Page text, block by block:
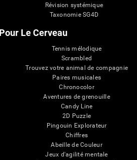
Révision systémique
Taxonomie SG4D
Le Cerveau
Tennis mélodique
Scrambled
Trouvez votre animal de compagnie
Paires musicales
Chronocolor
Aventures de grenouille
Candy Line
2D Puzzle
Pingouin Explorateur
Chiffres
Abeille de Couleur
Jeux d'agilité mentale